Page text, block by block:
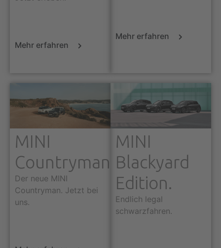
Mehr erfahren
Mehr erfahren
MINI
Countryman
Der neue MINI
Countryman. Jetzt bei
uns.
MINI
Blackyard
Edition.
Endlich legal
schwarzfahren.